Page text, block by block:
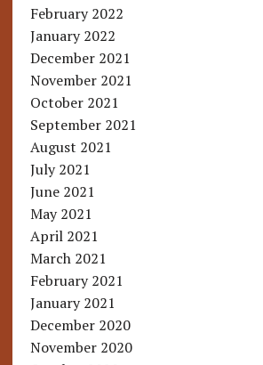
February 2022
January 2022
December 2021
November 2021
October 2021
September 2021
August 2021
July 2021
June 2021
May 2021
April 2021
March 2021
February 2021
January 2021
December 2020
November 2020